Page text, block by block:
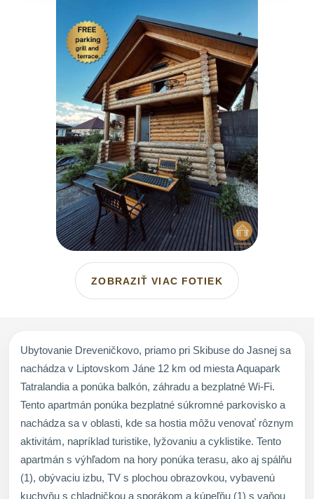
ZOBRAZIŤ VIAC FOTIEK
Ubytovanie Dreveničkovo, priamo pri Skibuse do Jasnej sa
nachádza v Liptovskom Jáne 12 km od miesta Aquapark
Tatralandia a ponúka balkón, záhradu a bezplatné Wi-Fi.
Tento apartmán ponúka bezplatné súkromné parkovisko a
nachádza sa v oblasti, kde sa hostia môžu venovať rôznym
aktivitám, napríklad turistike, lyžovaniu a cyklistike. Tento
apartmán s výhľadom na hory ponúka terasu, ako aj spálňu
(1), obývaciu izbu, TV s plochou obrazovkou, vybavenú
kuchyňu s chladničkou a sporákom a kúpeľňu (1) s vaňou